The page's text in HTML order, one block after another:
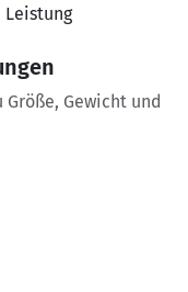
Gewicht und